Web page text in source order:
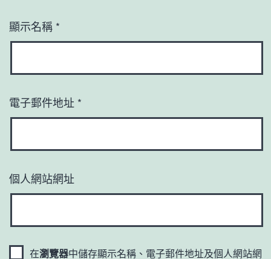
顯示名稱 *
電子郵件地址 *
個人網站網址
在瀏覽器中儲存顯示名稱、電子郵件地址及個人網站網